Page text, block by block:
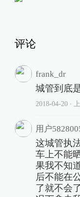
评论
frank_dr
城管到底
2018-04-20∙
用户
这城管执
车上不能
果我不知
后不能在
了就不会